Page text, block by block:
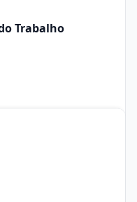
Trabalho